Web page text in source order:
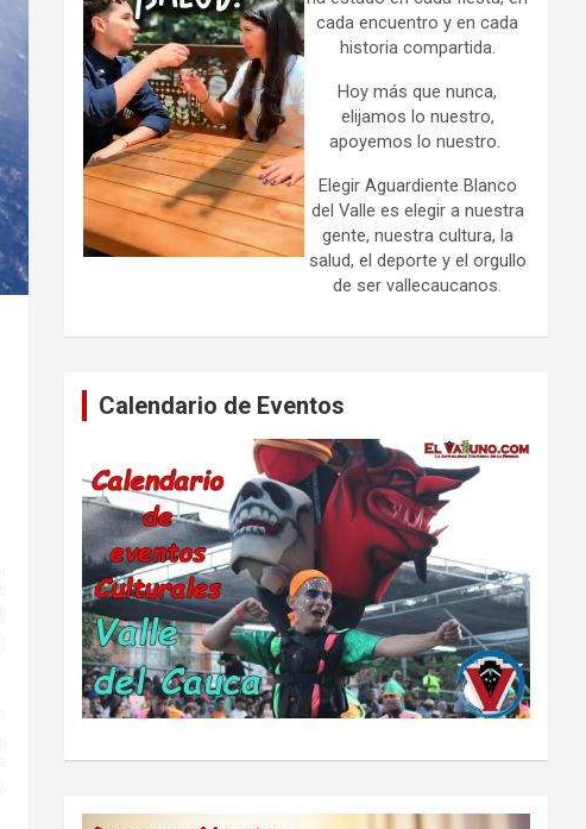
cada encuentro y en cada
historia compartida.
Hoy más que nunca,
elijamos lo nuestro,
apoyemos lo nuestro.
Elegir Aguardiente Blanco
del Valle es elegir a nuestra
gente, nuestra cultura, la
salud, el deporte y el orgullo
de ser vallecaucanos.
Calendario de Eventos